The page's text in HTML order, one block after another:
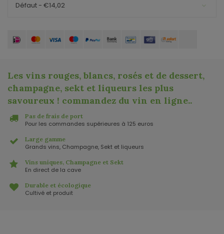
Défaut - €14,02
Les vins rouges, blancs, rosés et de dessert,
champagne, sekt et liqueurs les plus
savoureux ! commandez du vin en ligne..
Pas de frais de port
Pour les commandes supérieures à 125 euros
Large gamme
Grands vins, Champagne, Sekt et liqueurs
Vins uniques, Champagne et Sekt
En direct de la cave
Durable et écologique
Cultivé et produit